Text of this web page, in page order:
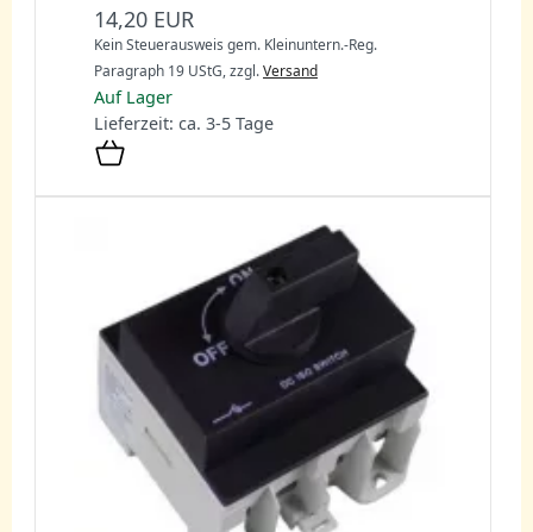
14,20 EUR
Kein Steuerausweis gem. Kleinuntern.-Reg.
Paragraph 19 UStG,zzgl.Versand
Auf Lager
Lieferzeit: ca. 3-5 Tage